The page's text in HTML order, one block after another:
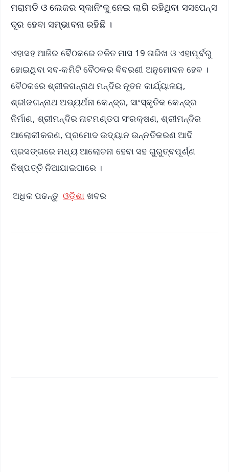
ମରାମତି ଓ ଲେଜର ସ୍କାନିଂକୁ ନେଇ ଲାଗି ରହିଥିବା ସସପେନ୍ସ
ଦୂର ହେବା ସମ୍ଭାବନା ରହିଛି ।
ଏହାସହ ଆଜିର ବୈଠକରେ ଚଳିତ ମାସ 19 ତାରିଖ ଓ ଏହାପୂର୍ବରୁ
ହୋଇଥିବା ସବ-କମିଟି ବୈଠକର ବିବରଣୀ ଅନୁମୋଦନ ହେବ ।
ବୈଠକରେ ଶ୍ରୀଜଗନ୍ନାଥ ମନ୍ଦିର ନୂତନ କାର୍ଯ୍ୟାଳୟ,
ଶ୍ରୀଜଗନ୍ନାଥ ଅଭ୍ୟର୍ଥନା କେନ୍ଦ୍ର, ସାଂସ୍କୃତିକ କେନ୍ଦ୍ର
ନିର୍ମାଣ, ଶ୍ରୀମନ୍ଦିର ନାଟମଣ୍ଡପ ସଂରକ୍ଷଣ, ଶ୍ରୀମନ୍ଦିର
ଆଲୋକୀକରଣ, ପ୍ରମୋଦ ଉଦ୍ୟାନ ଉନ୍ନତିକରଣ ଆଦି
ପ୍ରସଙ୍ଗରେ ମଧ୍ୟ ଆଲୋଚନା ହେବା ସହ ଗୁରୁତ୍ବପୂର୍ଣ୍ଣ
ନିଷ୍ପତ୍ତି ନିଆଯାଇପାରେ ।
ଅଧିକ ପଢନ୍ତୁ ଓଡ଼ିଶା ଖବର